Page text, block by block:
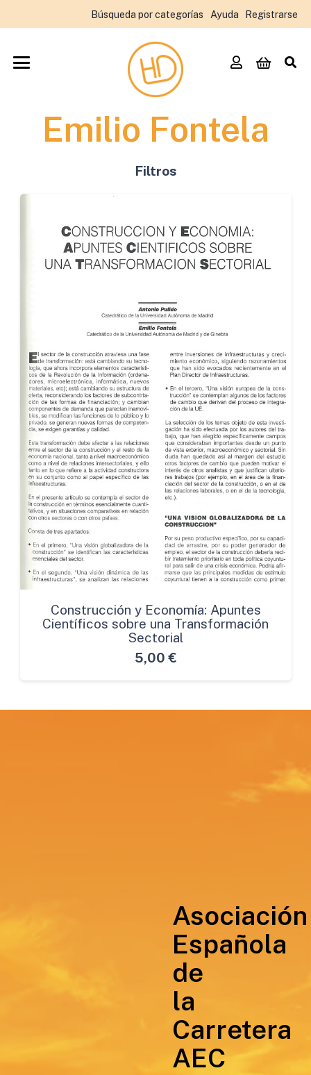
Búsqueda por categorías Ayuda Registrarse
Emilio Fontela
Filtros
Construcción y Economía: Apuntes
Científicos sobre una Transformación
Sectorial
5,00 €
Asociación
Española
de
la
Carretera
AEC